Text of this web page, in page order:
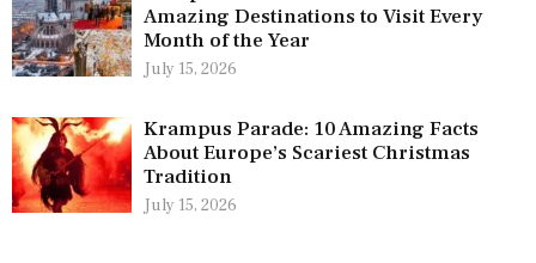
Amazing Destinations to Visit Every
Month of the Year
July 15, 2026
Krampus Parade: 10 Amazing Facts
About Europe’s Scariest Christmas
Tradition
July 15, 2026